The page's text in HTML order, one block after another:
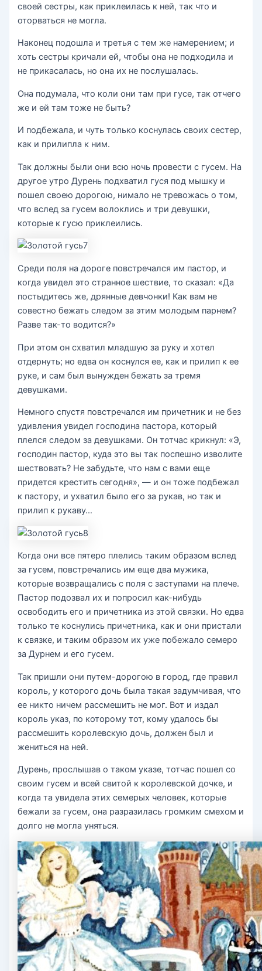
своей сестры, как приклеилась к ней, так что и
оторваться не могла.
Наконец подошла и третья с тем же намерением; и
хоть сестры кричали ей, чтобы она не подходила и
не прикасалась, но она их не послушалась.
Она подумала, что коли они там при гусе, так отчего
же и ей там тоже не быть?
И подбежала, и чуть только коснулась своих сестер,
как и прилипла к ним.
Так должны были они всю ночь провести с гусем. На
другое утро Дурень подхватил гуся под мышку и
пошел своею дорогою, нимало не тревожась о том,
что вслед за гусем волоклись и три девушки,
которые к гусю приклеились.
Среди поля на дороге повстречался им пастор, и
когда увидел это странное шествие, то сказал: «Да
постыдитесь же, дрянные девчонки! Как вам не
совестно бежать следом за этим молодым парнем?
Разве так-то водится?»
При этом он схватил младшую за руку и хотел
отдернуть; но едва он коснулся ее, как и прилип к ее
руке, и сам был вынужден бежать за тремя
девушками.
Немного спустя повстречался им причетник и не без
удивления увидел господина пастора, который
плелся следом за девушками. Он тотчас крикнул: «Э,
господин пастор, куда это вы так поспешно изволите
шествовать? Не забудьте, что нам с вами еще
придется крестить сегодня», — и он тоже подбежал
к пастору, и ухватил было его за рукав, но так и
прилип к рукаву…
Когда они все пятеро плелись таким образом вслед
за гусем, повстречались им еще два мужика,
которые возвращались с поля с заступами на плече.
Пастор подозвал их и попросил как-нибудь
освободить его и причетника из этой связки. Но едва
только те коснулись причетника, как и они пристали
к связке, и таким образом их уже побежало семеро
за Дурнем и его гусем.
Так пришли они путем-дорогою в город, где правил
король, у которого дочь была такая задумчивая, что
ее никто ничем рассмешить не мог. Вот и издал
король указ, по которому тот, кому удалось бы
рассмешить королевскую дочь, должен был и
жениться на ней.
Дурень, прослышав о таком указе, тотчас пошел со
своим гусем и всей свитой к королевской дочке, и
когда та увидела этих семерых человек, которые
бежали за гусем, она разразилась громким смехом и
долго не могла уняться.